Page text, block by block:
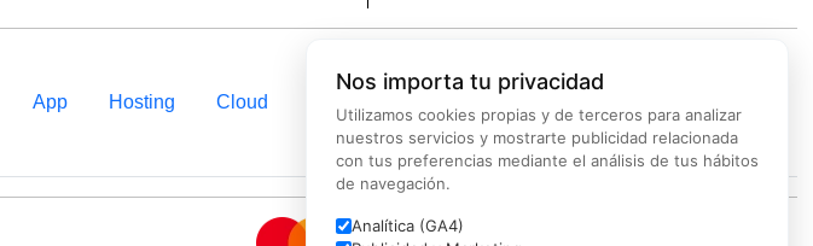
Nos importa tu privacidad
Utilizamos cookies propias y de terceros para analizar
nuestros servicios y mostrarte publicidad relacionada
con tus preferencias mediante el análisis de tus hábitos
de navegación.
Analítica (GA4)
App Hosting Cloud